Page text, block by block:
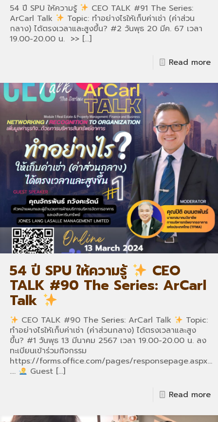
54 ปี SPU ให้ความรู้
CEO TALK #91 The Series:
ArCarl Talk
Topic: ทำอย่างไรให้เก็บค่าเช่า (ค่าส่วน
กลาง) ได้ตรงเวลาและสูงขึ้น? #2 วันพุธ 20 มีค. 67 เวลา
19.00-20.00 น. >> […]
Read more
54 ปี SPU ให้ความรู้ CEO
TALK #90 The Series: ArCarl
Talk
CEO TALK #90 The Series: ArCarl Talk
Topic:
ทำอย่างไรให้เก็บค่าเช่า (ค่าส่วนกลาง) ได้ตรงเวลาและสูง
ขึ้น? #1 วันพุธ 13 มีนาคม 2567 เวลา 19.00-20.00 น. ลง
ทะเบียนเข้าร่วมกิจกรรม
https://forms.office.com/pages/responsepage.aspx…
….
Guest […]
Read more